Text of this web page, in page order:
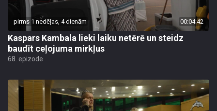
pirms 1 nedēļas, 4 dienām 00:04:42
Kaspars Kambala lieki laiku netērē un steidz
baudīt ceļojuma mirkļus
68. epizode